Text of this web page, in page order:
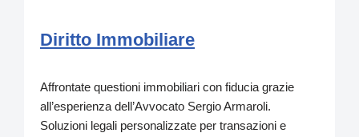
Diritto Immobiliare
Affrontate questioni immobiliari con fiducia grazie
all’esperienza dell’Avvocato Sergio Armaroli.
Soluzioni legali personalizzate per transazioni e